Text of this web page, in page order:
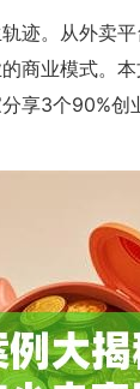
迹。从外卖
商业模式。
享3个90%